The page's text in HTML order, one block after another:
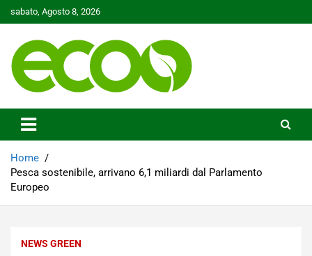
to
sabato, Agosto 8, 2026
Ecoo.it
Home
Pesca sostenibile, arrivano 6,1 miliardi dal Parlamento
Europeo
NEWS GREEN